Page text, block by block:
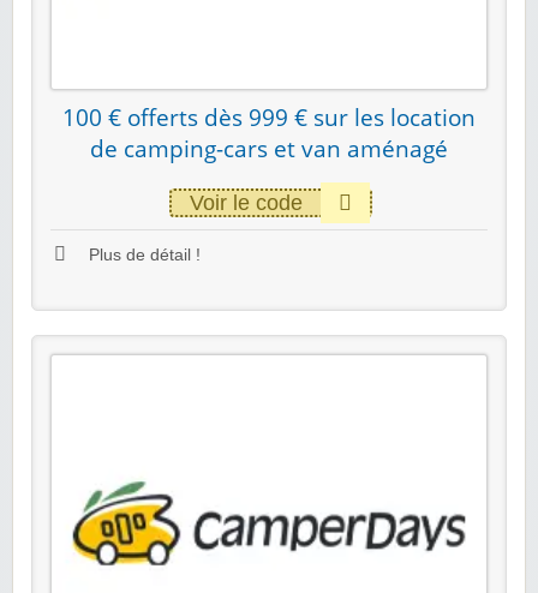
100 € offerts dès 999 € sur les location
de camping-cars et van aménagé
Voir le code
Plus de détail !